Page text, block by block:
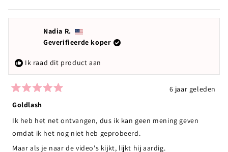
beoordeling
van
hebben
ja
van
nee
Nadia R.
Geverifieerde koper
Ik raad dit product aan
met
5
van
de
5
sterren
6 jaar geleden
Goldlash
Ik heb het net ontvangen, dus ik kan geen mening geven
omdat ik het nog niet heb geprobeerd.
Maar als je naar de video's kijkt, lijkt hij aardig.